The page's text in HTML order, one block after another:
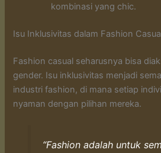
kombinasi yang chic.
Isu Inklusivitas dalam Fashion
Fashion casual seharusnya bisa
gender. Isu inklusivitas menjadi
industri fashion, di mana setiap
nyaman dengan pilihan mereka.
“Fashion adalah untuk